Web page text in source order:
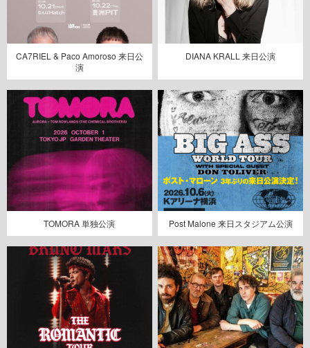
CA7RIEL & Paco Amoroso 来日公
演
DIANA KRALL 来日公演
TOMORA 単独公演 Post Malone 来日スタジアム公演